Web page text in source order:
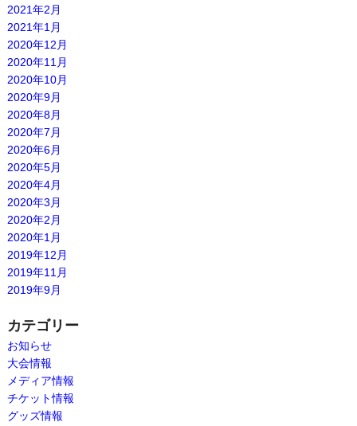
2021年2月
2021年1月
2020年12月
2020年11月
2020年10月
2020年9月
2020年8月
2020年7月
2020年6月
2020年5月
2020年4月
2020年3月
2020年2月
2020年1月
2019年12月
2019年11月
2019年9月
カテゴリー
お知らせ
大会情報
メディア情報
チケット情報
グッズ情報